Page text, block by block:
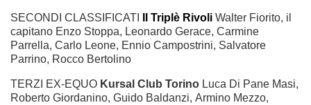
SECONDI CLASSIFICATI Il Triplè Rivoli Walter Fiorito, il
capitano Enzo Stoppa, Leonardo Gerace, Carmine
Parrella, Carlo Leone, Ennio Campostrini, Salvatore
Parrino, Rocco Bertolino
TERZI EX-EQUO Kursal Club Torino Luca Di Pane Masi,
Roberto Giordanino, Guido Baldanzi, Armino Mezzo,